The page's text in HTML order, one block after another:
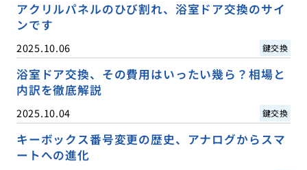
アクリルパネルのひび割れ、浴室ドア交換のサイ
ンです
2025.10.06 鍵交換
浴室ドア交換、その費用はいったい幾ら？相場と
内訳を徹底解説
2025.10.04 鍵交換
キーボックス番号変更の歴史、アナログからスマ
ートへの進化